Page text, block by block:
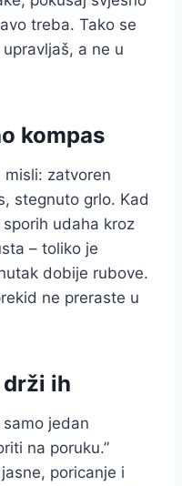
treba. Tako se
a ne u
kompas
zatvoren
stegnuto grlo. Kad
udaha kroz
– toliko je
dobije rubove.
ne preraste u
drži ih
jedan
na poruku.”
poricanje i